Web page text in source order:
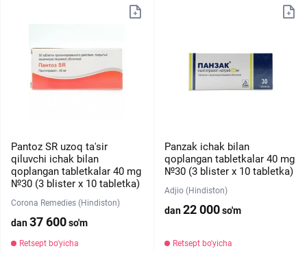
Pantoz SR uzoq ta'sir
qiluvchi ichak bilan
qoplangan tabletkalar 40 mg
№30 (3 blister х 10 tabletka)
Corona Remedies (Hindiston)
dan37 600so'm
Retsept bo'yicha
Panzak ichak bilan
qoplangan tabletkalar 40 mg
№30 (3 blister х 10 tabletka)
Adjio (Hindiston)
dan22 000so'm
Retsept bo'yicha